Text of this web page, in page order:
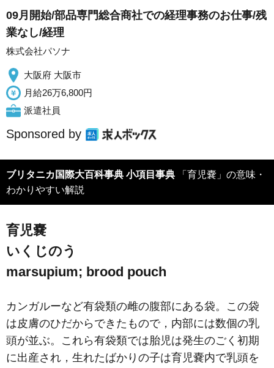
09月開始/部品専門総合商社での経理事務のお仕事/残
業なし/経理
株式会社パソナ
大阪府 大阪市
月給26万6,800円
派遣社員
Sponsored by
ブリタニカ国際大百科事典 小項目事典
わかりやすい解説
育児嚢
いくじのう
marsupium; brood pouch
カンガルーなど有袋類の雌の腹部にある袋。この袋
は皮膚のひだからできたもので，内部には数個の乳
頭が並ぶ。これら有袋類では胎児は発生のごく初期
に出産され，生れたばかりの子は育児嚢内で乳頭を